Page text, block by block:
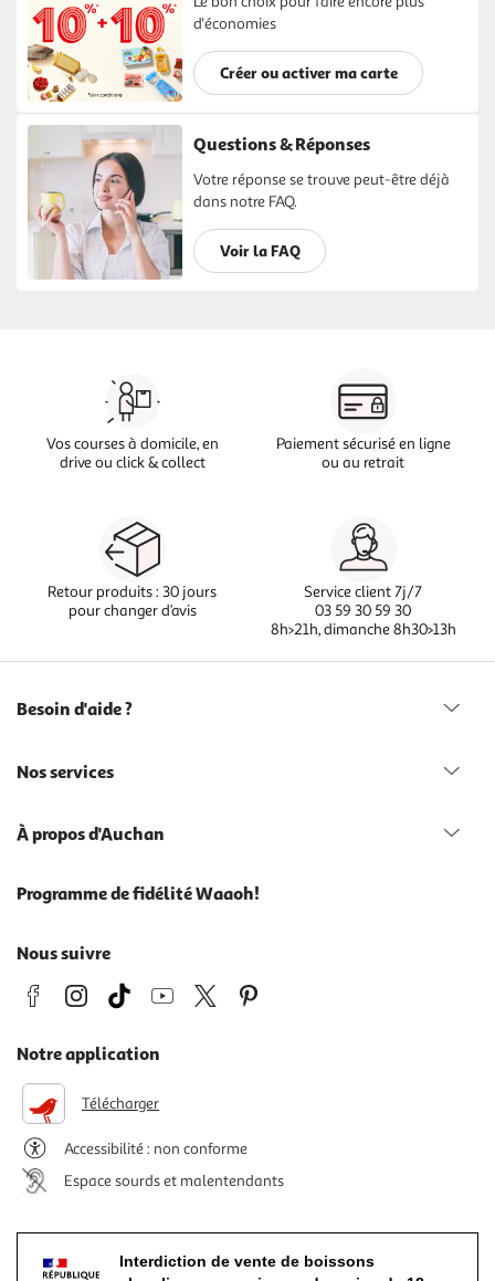
d'économies
Créer ou activer ma carte
Questions & Réponses
Votre réponse se trouve peut-être déjà
dans notre FAQ.
Voir la FAQ
Vos courses à domicile, en
drive ou click & collect
Paiement sécurisé en ligne
ou au retrait
Retour produits : 30 jours
pour changer d’avis
Service client 7j/7
03 59 30 59 30
8h>21h, dimanche 8h30>13h
Besoin d'aide ?
Nos services
À propos d'Auchan
Programme de fidélité Waaoh!
Nous suivre
Notre application
Télécharger
Accessibilité : non conforme
Espace sourds et malentendants
Interdiction de vente de boissons